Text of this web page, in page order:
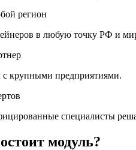
регион
в любую точку РФ и
с крупными предприятиями.
специалисты
модуль?